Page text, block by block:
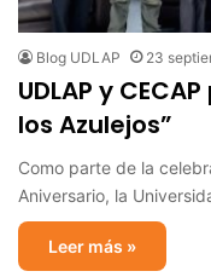
Blog UDLAP 23
UDLAP y
los Azulejos”
Como parte de la
Aniversario, la
Leer más »